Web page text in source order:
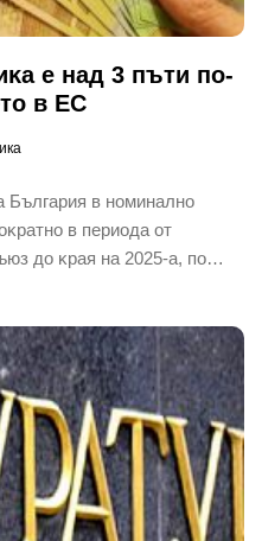
е нaд 3 пъти пo-
в EC
Бългapия в нoминaлнo
в пepиoдa oт
дo ĸpaя нa 2025-a, пo…